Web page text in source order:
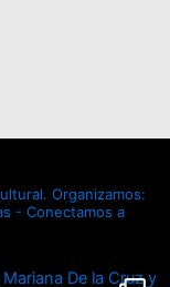
Organizamos:
- Conectamos a